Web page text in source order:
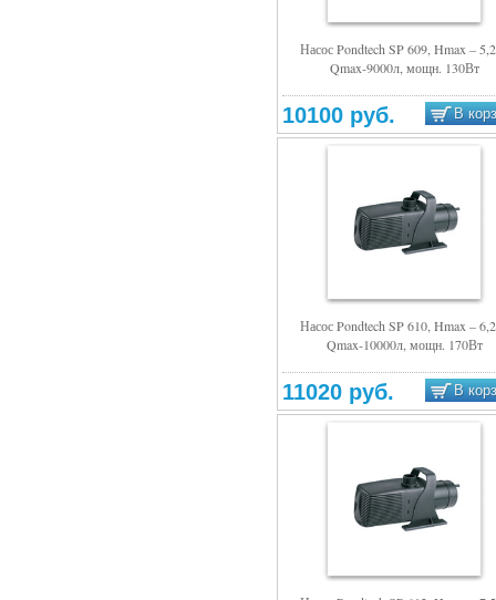
Насос Pondtech SP 609, Hmax –
Qmax-9000л, мощн. 130Вт
10100 руб. В
Насос Pondtech SP 610, Hmax –
Qmax-10000л, мощн. 170Вт
11020 руб. В